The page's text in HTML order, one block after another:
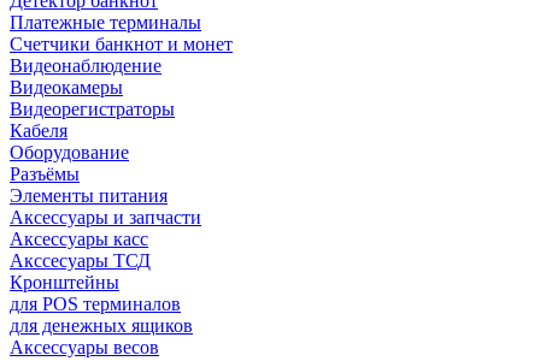
Платежные терминалы
Счетчики банкнот и монет
Видеонаблюдение
Видеокамеры
Видеорегистраторы
Кабеля
Оборудование
Разъёмы
Элементы питания
Аксессуары и запчасти
Аксессуары касс
Акссесуары ТСД
Кронштейны
для POS терминалов
для денежных ящиков
Аксессуары весов